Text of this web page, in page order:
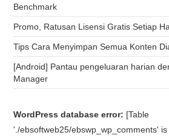
Benchmark
Promo, Ratusan Lisensi Gratis Setiap
Tips Cara Menyimpan Semua Konten
[Android] Pantau pengeluaran harian
Manager
WordPress database error: [Table
'./ebsoftweb25/ebswp_wp_comments'